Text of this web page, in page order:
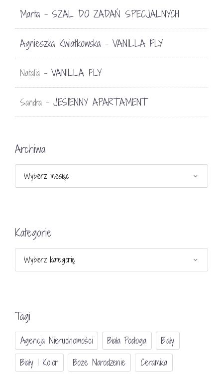
Marta - SZAL DO ZADAŃ SPECJALNYCH
Agnieszka Kwiatkowska - VANILLA FLY
Natalia - VANILLA FLY
Sandra - JESIENNY APARTAMENT
Archiwa
Kategorie
Tagi
Agencja Nieruchomości Biała Podłoga
Biały
Biały I Kolor
Boże Narodzenie
Ceramika